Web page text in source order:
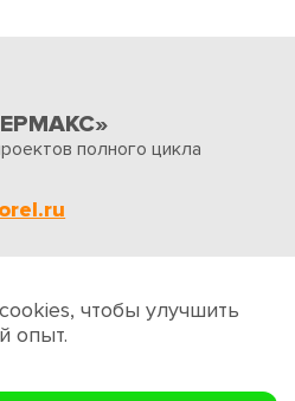
полного цикла
чтобы улучшить
опыт.